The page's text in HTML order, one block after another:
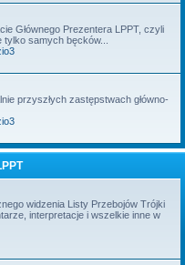
Głównego Prezentera LPPT, czyli
samych bęcków...
przyszłych zastępstwach główno-
widzenia Listy Przebojów Trójki
interpretacje i wszelkie inne w